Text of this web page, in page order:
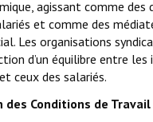
contact
agissant comme des
et comme des
Les organisations
d’un équilibre entre les
ceux des salariés.
des Conditions de Travail